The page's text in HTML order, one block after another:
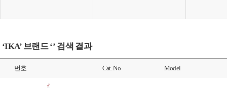
‘IKA’ 브랜드 ‘’ 검색 결과
번호 Cat. No Model